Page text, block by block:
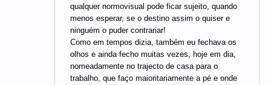
qualquer normovisual pode ficar sujeito, quando
menos esperar, se o destino assim o quiser e
ninguém o puder contrariar!
Como em tempos dizia, também eu fechava os
olhos e ainda fecho muitas vezes, hoje em dia,
nomeadamente no trajecto de casa para o
trabalho, que faço maioritariamente a pé e onde